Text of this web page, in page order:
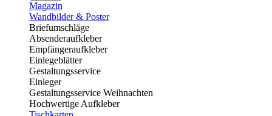
Magazin
Wandbilder & Poster
Briefumschläge
Absenderaufkleber
Empfängeraufkleber
Einlegeblätter
Gestaltungsservice
Einleger
Gestaltungsservice Weihnachten
Hochwertige Aufkleber